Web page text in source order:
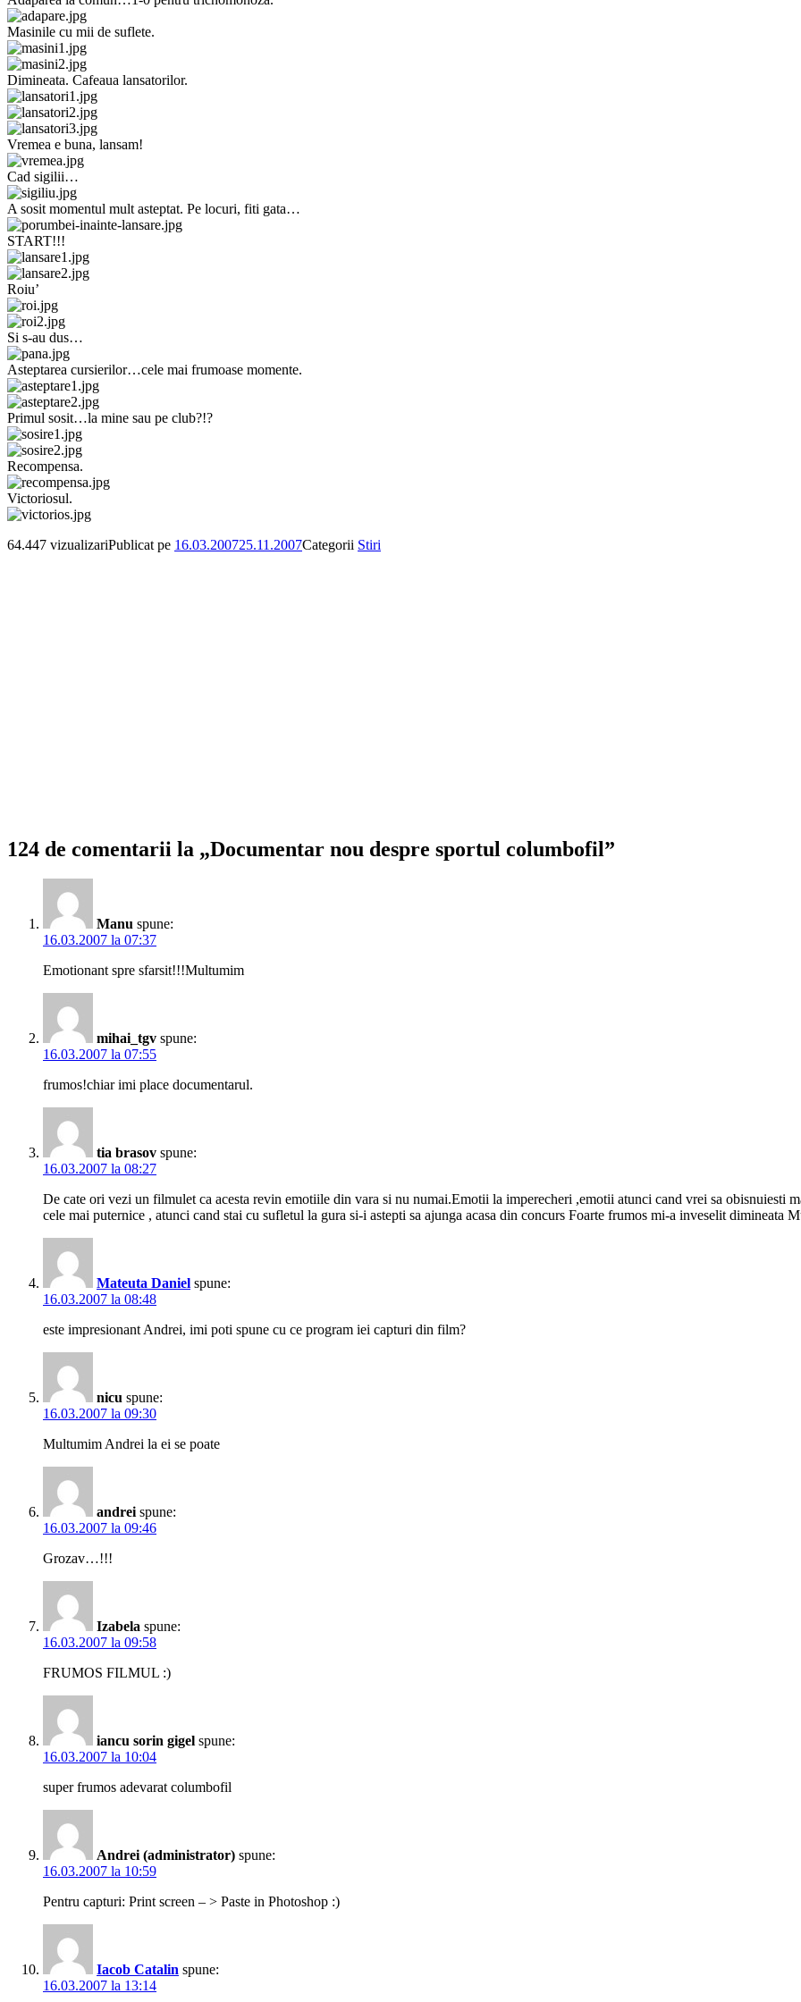
Masinile cu mii de suflete.
Dimineata. Cafeaua lansatorilor.
Vremea e buna, lansam!
Cad sigilii…
A sosit momentul mult asteptat. Pe locuri, fiti gata…
START!!!
Roiu’
Si s-au dus…
Asteptarea cursierilor…cele mai frumoase momente.
Primul sosit…la mine sau pe club?!?
Recompensa.
Victoriosul.
64.447 vizualizariPublicat pe 16.03.200725.11.2007Categorii Stiri
124 de comentarii la „Documentar nou despre sportul columbofil”
Manu spune:
16.03.2007 la 07:37
Emotionant spre sfarsit!!!Multumim
mihai_tgv spune:
16.03.2007 la 07:55
frumos!chiar imi place documentarul.
tia brasov spune:
16.03.2007 la 08:27
De cate ori vezi un filmulet ca acesta revin emotiile din vara si nu numai.Emotii la imperecheri ,emotii atunci cand vrei sa obisnuiesti
cele mai puternice , atunci cand stai cu sufletul la gura si-i astepti sa ajunga acasa din concurs Foarte frumos mi-a inveselit dimineata
Mateuta Daniel spune:
16.03.2007 la 08:48
este impresionant Andrei, imi poti spune cu ce program iei capturi din film?
nicu spune:
16.03.2007 la 09:30
Multumim Andrei la ei se poate
andrei spune:
16.03.2007 la 09:46
Grozav…!!!
Izabela spune:
16.03.2007 la 09:58
FRUMOS FILMUL :)
iancu sorin gigel spune:
16.03.2007 la 10:04
super frumos adevarat columbofil
Andrei (administrator) spune:
16.03.2007 la 10:59
Pentru capturi: Print screen – > Paste in Photoshop :)
Iacob Catalin spune:
16.03.2007 la 13:14